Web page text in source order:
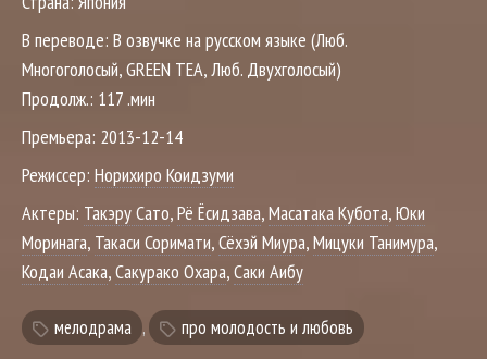
В переводе: В озвучке на русском языке (Люб.
Многоголосый, GREEN TEA, Люб. Двухголосый)
Продолж.: 117 .мин
Премьера: 2013-12-14
Режиссер: Норихиро Коидзуми
Актеры: Такэру Сато,Рё Ёсидзава,Масатака Кубота,Юки
Моринага, Такаси Соримати,Сёхэй Миура,Мицуки Танимура,
Кодаи Асака,Сакурако Охара,Саки Аибу
мелодрама , про молодость и любовь